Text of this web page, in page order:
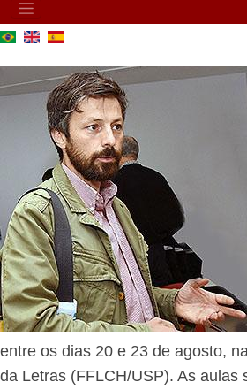
MAIN
NAVIGATION
entre os dias 20 e 23 de agosto,
da Letras (FFLCH/USP). As aulas